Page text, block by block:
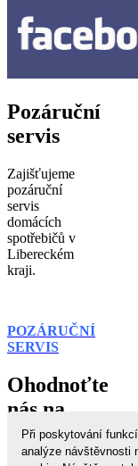
Při poskytování
analýze návštěvnosti
Pozáruční
servis
Zajišťujeme
pozáruční
servis
domácích
spotřebičů v
Libereckém
kraji.
POZÁRUČNÍ
SERVIS
Ohodnoťte
nás na
zbozi.cz